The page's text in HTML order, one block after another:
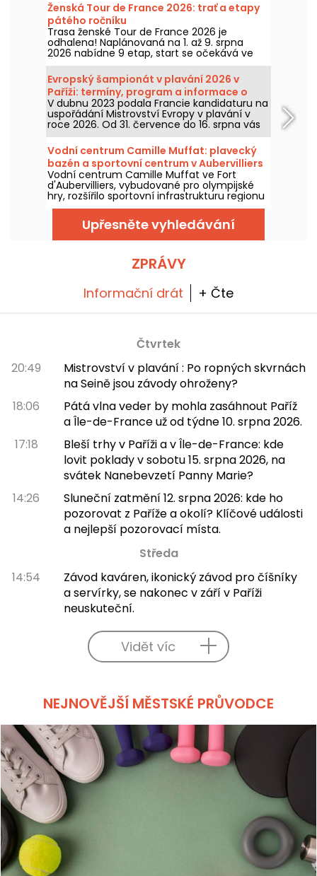
Ženská Tour de France 2026: trať a etapy
pátého ročníku
Trasa ženské Tour de France 2026 je
odhalena! Naplánovaná na 1. až 9. srpna
2026 nabídne 9 etap, start se očekává ve
Švýcarsku a cíl v Nice. Pojďme se podívat, co
nás letos čeká.
Evropský šampionát v plavání 2026 v
Paříži: termíny, program a informace o
soutěži
V dubnu 2023 podala Francie kandidaturu na
uspořádání Mistrovství Evropy v plavání v
roce 2026. Od 31. července do 16. srpna vás
Olympijské vodní centrum očekává, abyste
podpořili naše plavce. Zde najdete všechny
informace, které byste o soutěži a
disciplínách měli vědět!
Vodní centrum Camille Muffat: plavecký
bazén a sportovní centrum v Aubervilliers
(93)
Vodní centrum Camille Muffat ve Fort
d'Aubervilliers, vybudované pro olympijské
hry, rozšířilo sportovní infrastrukturu regionu
o bazén olympijských rozměrů a fitness
centrum.Upřesněte vyhledávání
ZPRÁVY
Informační drát + Čte
Čtvrtek
20:49
Mistrovství v plavání : Po ropných skvrnách
na Seině jsou závody ohroženy?
18:06
Pátá vlna veder by mohla zasáhnout Paříž
a Île-de-France už od týdne 10. srpna 2026.
17:18
Bleší trhy v Paříži a v Île-de-France: kde
lovit poklady v sobotu 15. srpna 2026, na
svátek Nanebevzetí Panny Marie?
14:26
Sluneční zatmění 12. srpna 2026: kde ho
pozorovat z Paříže a okolí? Klíčové události
a nejlepší pozorovací místa.
Středa
14:54
Závod kaváren, ikonický závod pro číšníky
a servírky, se nakonec v září v Paříži
neuskuteční.
Vidět víc
NEJNOVĚJŠÍ MĚSTSKÉ PRŮVODCE